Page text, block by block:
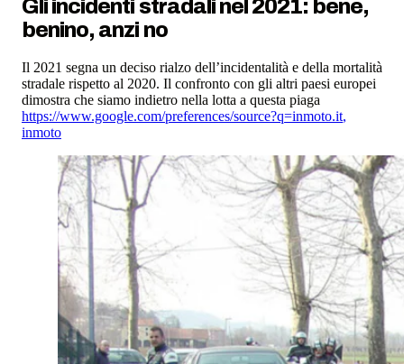
Gli incidenti stradali nel 2021: bene,
benino, anzi no
Il 2021 segna un deciso rialzo dell’incidentalità e della mortalità
stradale rispetto al 2020. Il confronto con gli altri paesi europei
dimostra che siamo indietro nella lotta a questa piaga
https://www.google.com/preferences/source?q=inmoto.it,
inmoto